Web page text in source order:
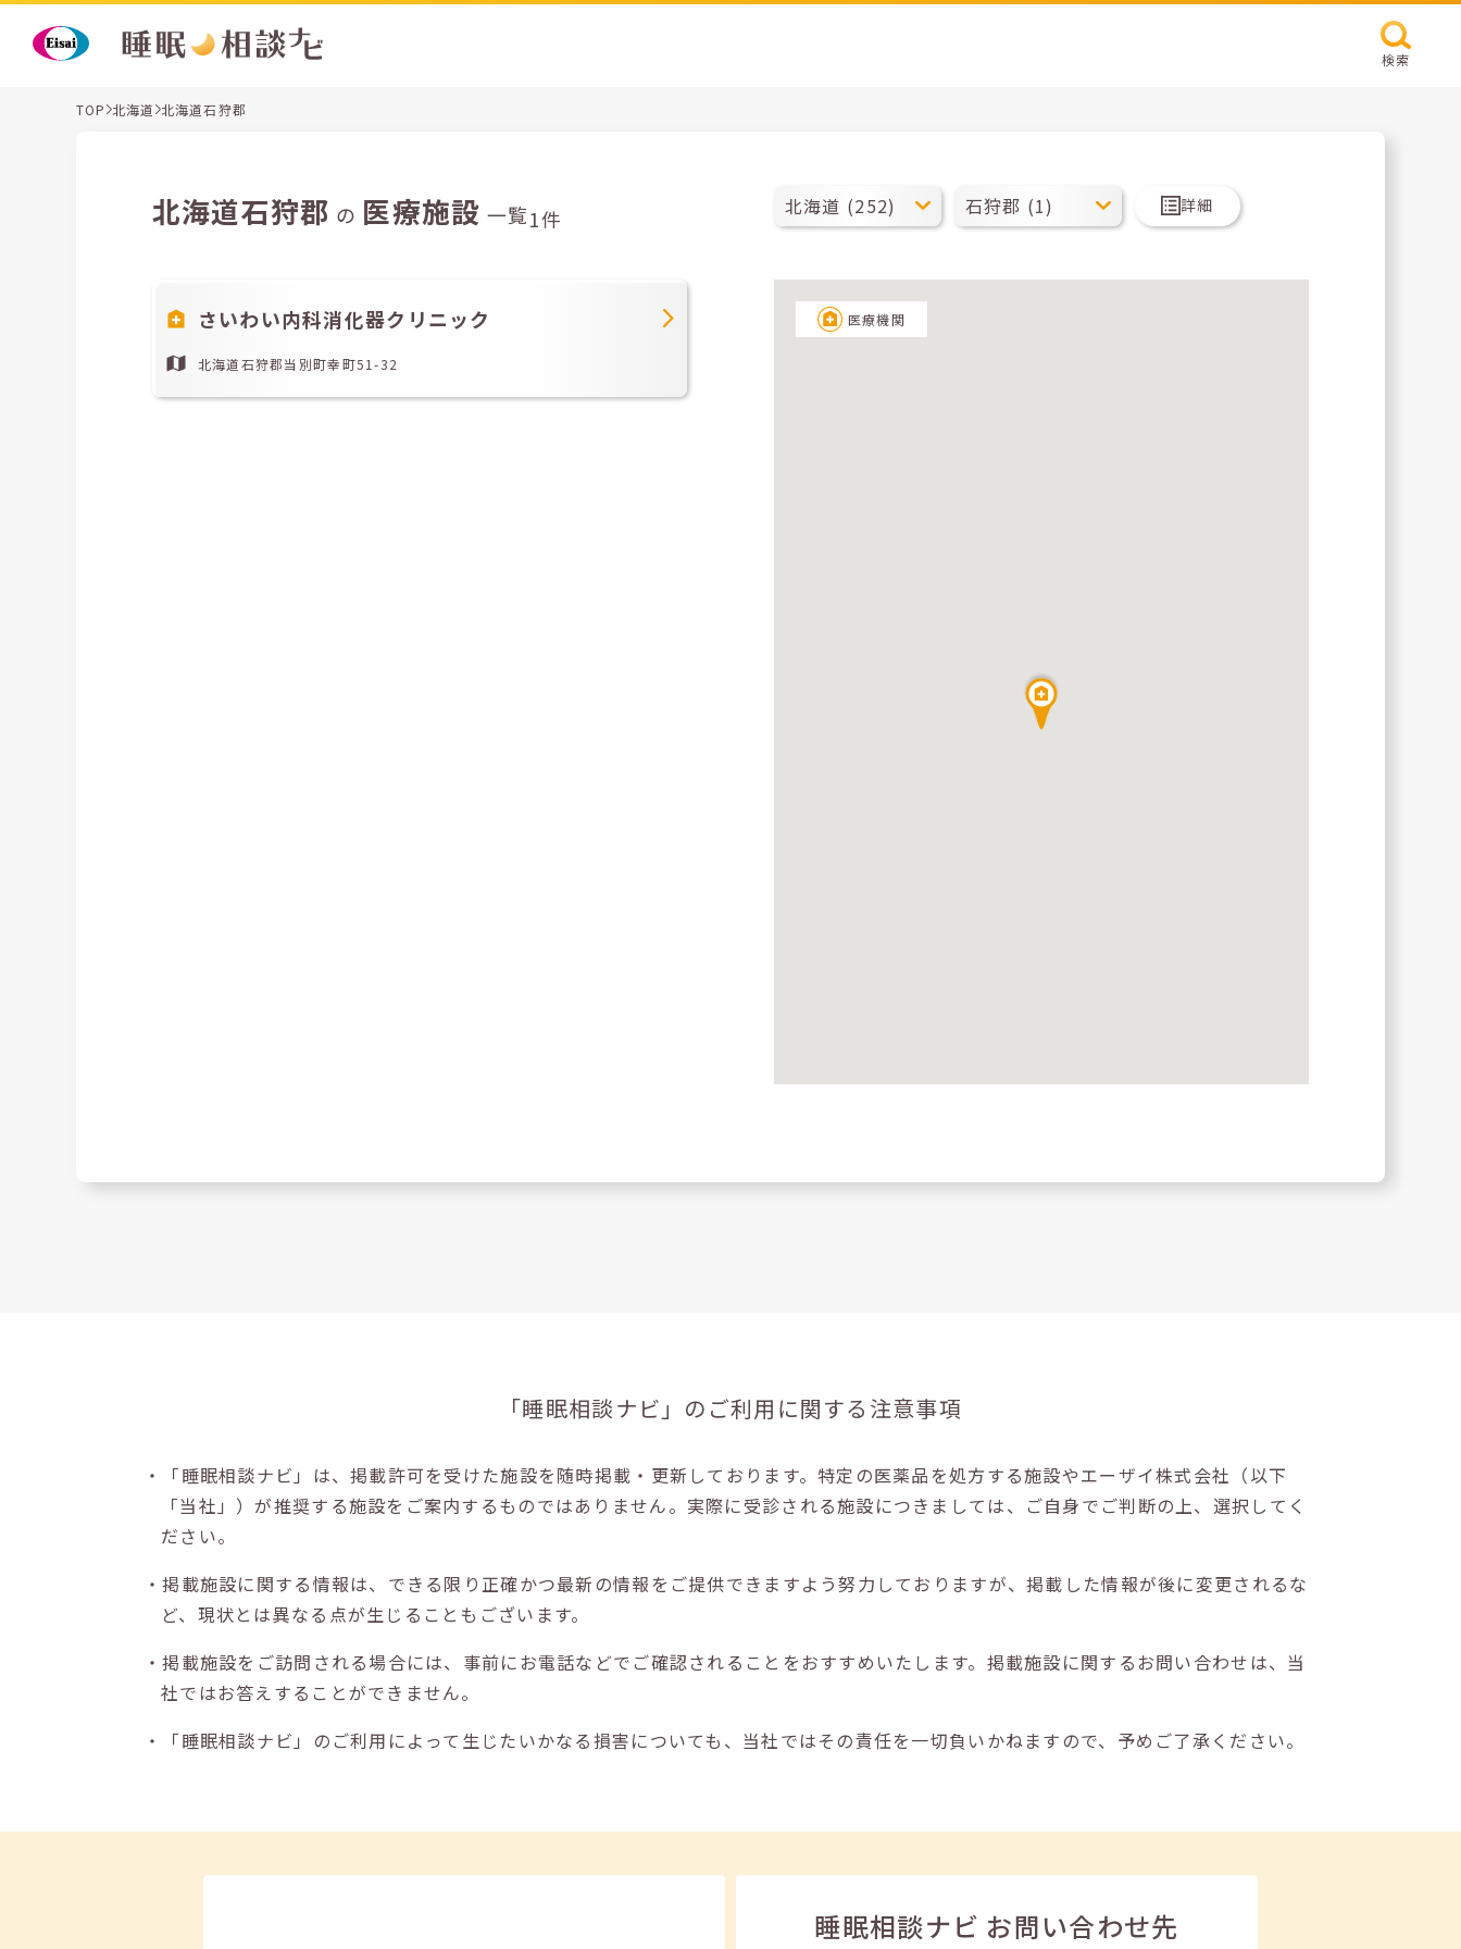
検索
TOP 北海道 北海道石狩郡
北海道石狩郡 の 医療施設 一覧1件 詳細
さいわい内科消化器クリニック
北海道石狩郡当別町幸町51-32
医療機関
「睡眠相談ナビ」の ご利用に関する注意事項
・「睡眠相談ナビ」は、掲載許可を受けた施設を随時掲載・更新しております。特定の医薬品を処方する施設やエーザイ株式会社（以下
「当社」）が推奨する施設をご案内するものではありません。実際に受診される施設につきましては、ご自身でご判断の上、選択してく
ださい。
・掲載施設に関する情報は、できる限り正確かつ最新の情報をご提供できますよう努力しておりますが、掲載した情報が後に変更されるな
ど、現状とは異なる点が生じることもございます。
・掲載施設をご訪問される場合には、事前にお電話などでご確認されることをおすすめいたします。掲載施設に関するお問い合わせは、当
社ではお答えすることができません。
・「睡眠相談ナビ」のご利用によって生じたいかなる損害についても、当社ではその責任を一切負いかねますので、予めご了承ください。
睡眠相談ナビ お問い合わせ先